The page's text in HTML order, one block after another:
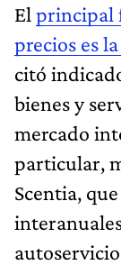
El principal
precios es
citó
bienes y
mercado
particular,
Scentia,